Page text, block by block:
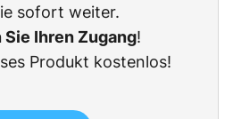
sofort weiter.
Ihren Zugang!
Produkt kostenlos!